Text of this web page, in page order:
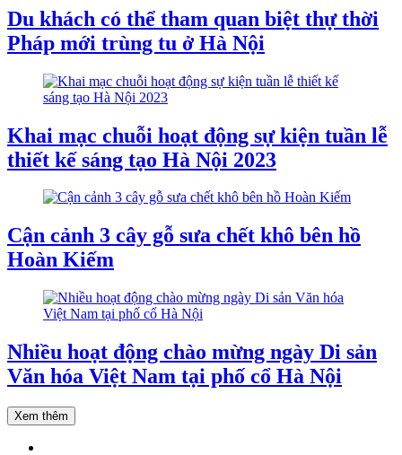
Du khách có thể tham quan biệt thự thời
Pháp mới trùng tu ở Hà Nội
Khai mạc chuỗi hoạt động sự kiện tuần lễ
thiết kế sáng tạo Hà Nội 2023
Cận cảnh 3 cây gỗ sưa chết khô bên hồ
Hoàn Kiếm
Nhiều hoạt động chào mừng ngày Di sản
Văn hóa Việt Nam tại phố cổ Hà Nội
Xem thêm